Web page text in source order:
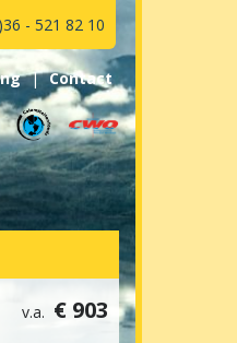
v.a. € 903
- 521 82 10
Contact